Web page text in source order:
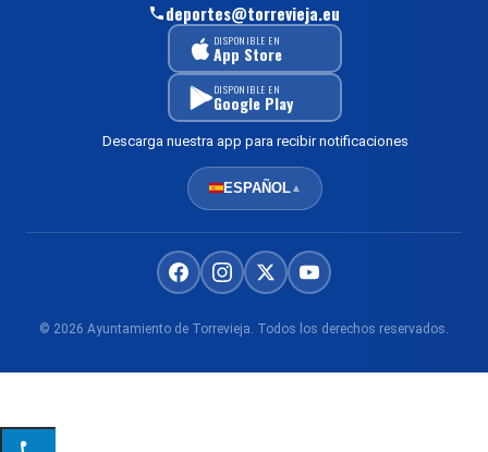
deportes@torrevieja.eu
DISPONIBLE EN
App Store
DISPONIBLE EN
Google Play
Descarga nuestra app para recibir notificaciones
ESPAÑOL▲
© 2026 Ayuntamiento de Torrevieja. Todos los derechos reservados.